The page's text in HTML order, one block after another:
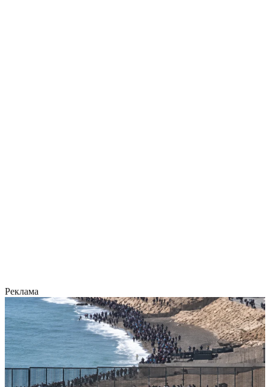
Реклама